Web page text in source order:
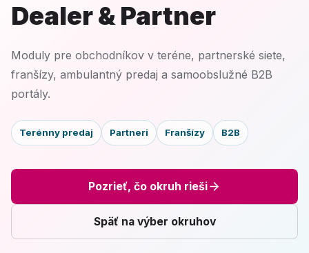
Dealer & Partner
Moduly pre obchodníkov v teréne, partnerské siete,
franšízy, ambulantný predaj a samoobslužné B2B
portály.
Terénny predaj Partneri Franšízy B2B
Pozrieť, čo okruh rieši
Späť na výber okruhov